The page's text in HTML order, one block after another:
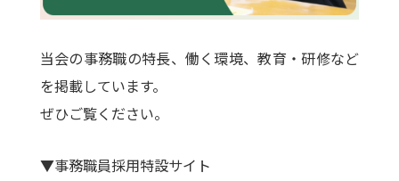
当会の事務職の特長、働く環境、教育・研修など
を掲載しています。
ぜひご覧ください。
▼事務職員採用特設サイト